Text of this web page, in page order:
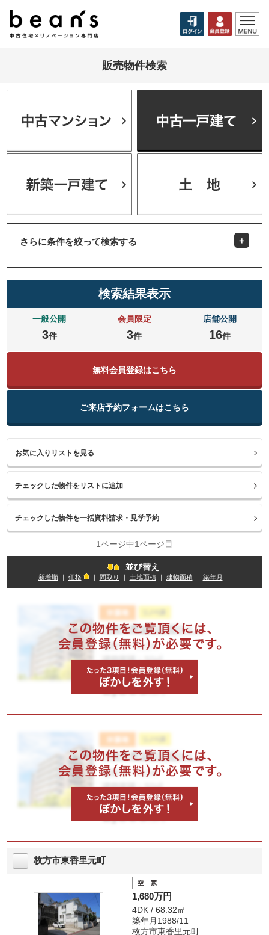
販売物件検索
さらに条件を絞って検索する
検索結果表示
一般公開
3件
会員限定
3件
店舗公開
16件
無料会員登録はこちら
ご来店予約フォームはこちら
お気に入りリストを見る
1ページ中1ページ目
並び替え
新着順｜ 価格 ｜ 間取り 土地面積｜ 建物面積｜ 築年月
枚方市東香里元町
1,680万円
4DK / 68.32㎡
築年月1988/11
枚方市東香里元町